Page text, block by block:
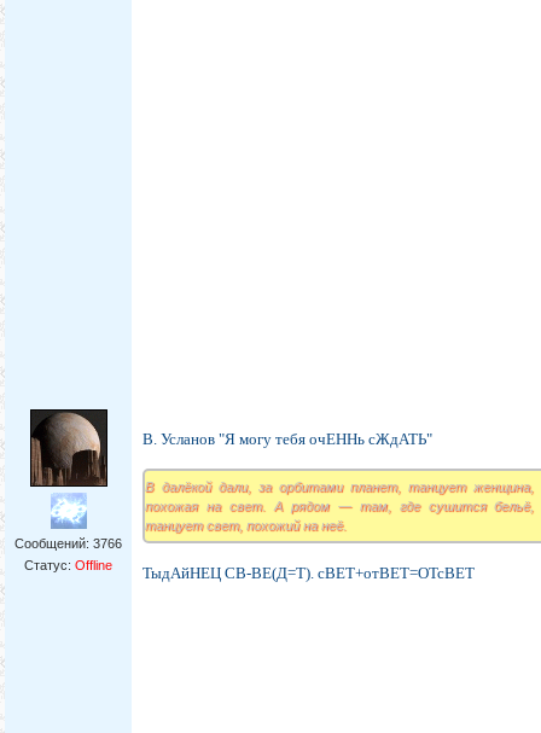
Сообщений:3766
Статус:Offline
В. Усланов "Я могу тебя очЕННь сЖдАТЬ"
В далёкой дали, за орбитами планет, танцует женщина,
похожая на свет. А рядом — там, где сушится бельё,
танцует свет, похожий на неё.
ТыдАйНЕЦ СВ-ВЕ(Д=Т). сВЕТ+отВЕТ=ОТсВЕТ